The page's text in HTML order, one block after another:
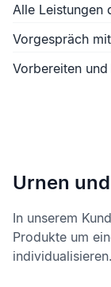
Alle Leistungen
Vorgespräch
Vorbereiten
Urnen
In unserem
Produkte um
individualisieren.